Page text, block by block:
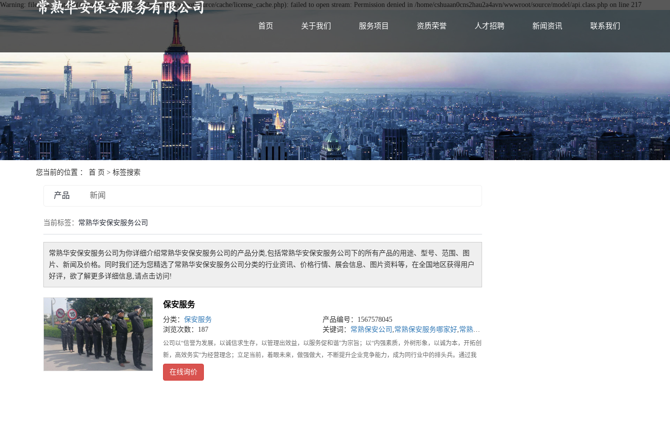
Warning: file_put_contents(/home/cshuaan0cns2hau2a4avn/wwwroot/source/cache/license_cache.php): failed to open stream: Permission denied in /home/cshuaan0cns2hau2a4avn/wwwroot/source/model/api.class.php on line 217
首页 关于我们 服务项目 资质荣誉 人才招聘 新闻资讯 联系我们
您当前的位置 ： 首 页 > 标签搜索
产品 新闻
当前标签： 常熟华安保安服务公司
常熟华安保安服务公司 为你详细介绍常熟华安保安服务公司 的产品分类,包括常熟华安保安服务公司
下的所有产品的用途、型号、范围、图
片、新闻及价格。同时我们还为您精选了 常熟华安保安服务公司 分类的行业资讯、价格行情、展会信息、图片资料等，在全国地区获得用户
好评，欲了解更多详细信息,请点击访问!
保安服务
分类： 保安服务
产品编号：1567578045
浏览次数：187
关键词： 常熟保安公司 ,常熟保安服务哪家好,常熟华安保安服务公司
公司以“信誉为发展，以诚信求生存，以管理出效益，以服务促和谐”为宗旨；以“内强素质，外树形象，以诚为本，开拓创
新，高效务实”为经营理念；立足当前，着眼未来，做强做大，不断提升企业竞争能力，成为同行业中的排头兵。通过我
们的百倍努力，用一颗至诚
在线询价